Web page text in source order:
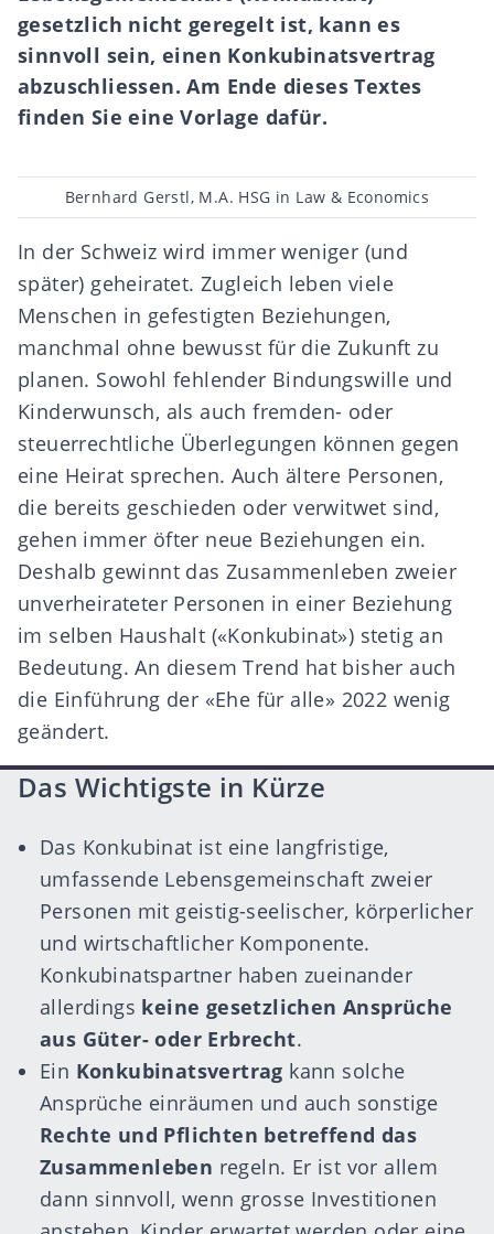
gesetzlich nicht geregelt ist, kann es
sinnvoll sein, einen Konkubinatsvertrag
abzuschliessen. Am Ende dieses Textes
finden Sie eine Vorlage dafür.
Beitragsautor
Bernhard Gerstl, M.A. HSG in Law & Economics
In der Schweiz wird immer weniger (und
später) geheiratet. Zugleich leben viele
Menschen in gefestigten Beziehungen,
manchmal ohne bewusst für die Zukunft zu
planen. Sowohl fehlender Bindungswille und
Kinderwunsch, als auch fremden- oder
steuerrechtliche Überlegungen können gegen
eine Heirat sprechen. Auch ältere Personen,
die bereits geschieden oderverwitwet sind,
gehen immer öfter neue Beziehungen ein.
Deshalb gewinnt das Zusammenleben zweier
unverheirateter Personen in einer Beziehung
im selben Haushalt («Konkubinat») stetig an
Bedeutung. An diesem Trend hat bisher auch
die Einführung der «Ehe für alle» 2022 wenig
geändert.
Das Wichtigste in Kürze
Das Konkubinat ist eine langfristige,
umfassende Lebensgemeinschaft zweier
Personen mit geistig-seelischer, körperlicher
und wirtschaftlicher Komponente.
Konkubinatspartner haben zueinander
allerdings keine gesetzlichen Ansprüche
aus Güter- oder Erbrecht.
Ein Konkubinatsvertrag kann solche
Ansprüche einräumen und auch sonstige
Rechte und Pflichten betreffend das
Zusammenleben regeln. Er ist vor allem
dann sinnvoll, wenn grosse Investitionen